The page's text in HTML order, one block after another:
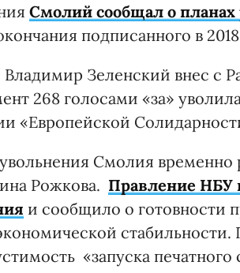
Смолий сообщал о планах
подписанного в
Зеленский внес с
268 голосами «за»
«Европейской
Смолия временно
Рожкова. Правление НБУ
и сообщило о готовности
«запуска